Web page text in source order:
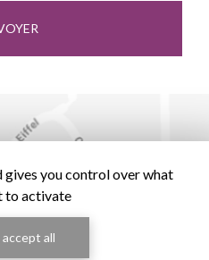
gives you control over what
to activate
accept all